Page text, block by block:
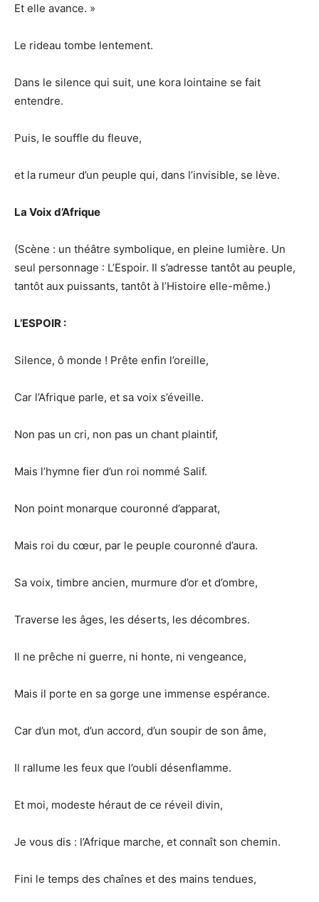
Et elle avance. »
Le rideau tombe lentement.
Dans le silence qui suit, une kora lointaine se fait
entendre.
Puis, le souffle du fleuve,
et la rumeur d’un peuple qui, dans l’invisible, se lève.
La Voix d’Afrique
(Scène : un théâtre symbolique, en pleine lumière. Un
seul personnage : L’Espoir. Il s’adresse tantôt au peuple,
tantôt aux puissants, tantôt à l’Histoire elle-même.)
L’ESPOIR :
Silence, ô monde ! Prête enfin l’oreille,
Car l’Afrique parle, et sa voix s’éveille.
Non pas un cri, non pas un chant plaintif,
Mais l’hymne fier d’un roi nommé Salif.
Non point monarque couronné d’apparat,
Mais roi du cœur, par le peuple couronné d’aura.
Sa voix, timbre ancien, murmure d’or et d’ombre,
Traverse les âges, les déserts, les décombres.
Il ne prêche ni guerre, ni honte, ni vengeance,
Mais il porte en sa gorge une immense espérance.
Car d’un mot, d’un accord, d’un soupir de son âme,
Il rallume les feux que l’oubli désenflamme.
Et moi, modeste héraut de ce réveil divin,
Je vous dis : l’Afrique marche, et connaît son chemin.
Fini le temps des chaînes et des mains tendues,